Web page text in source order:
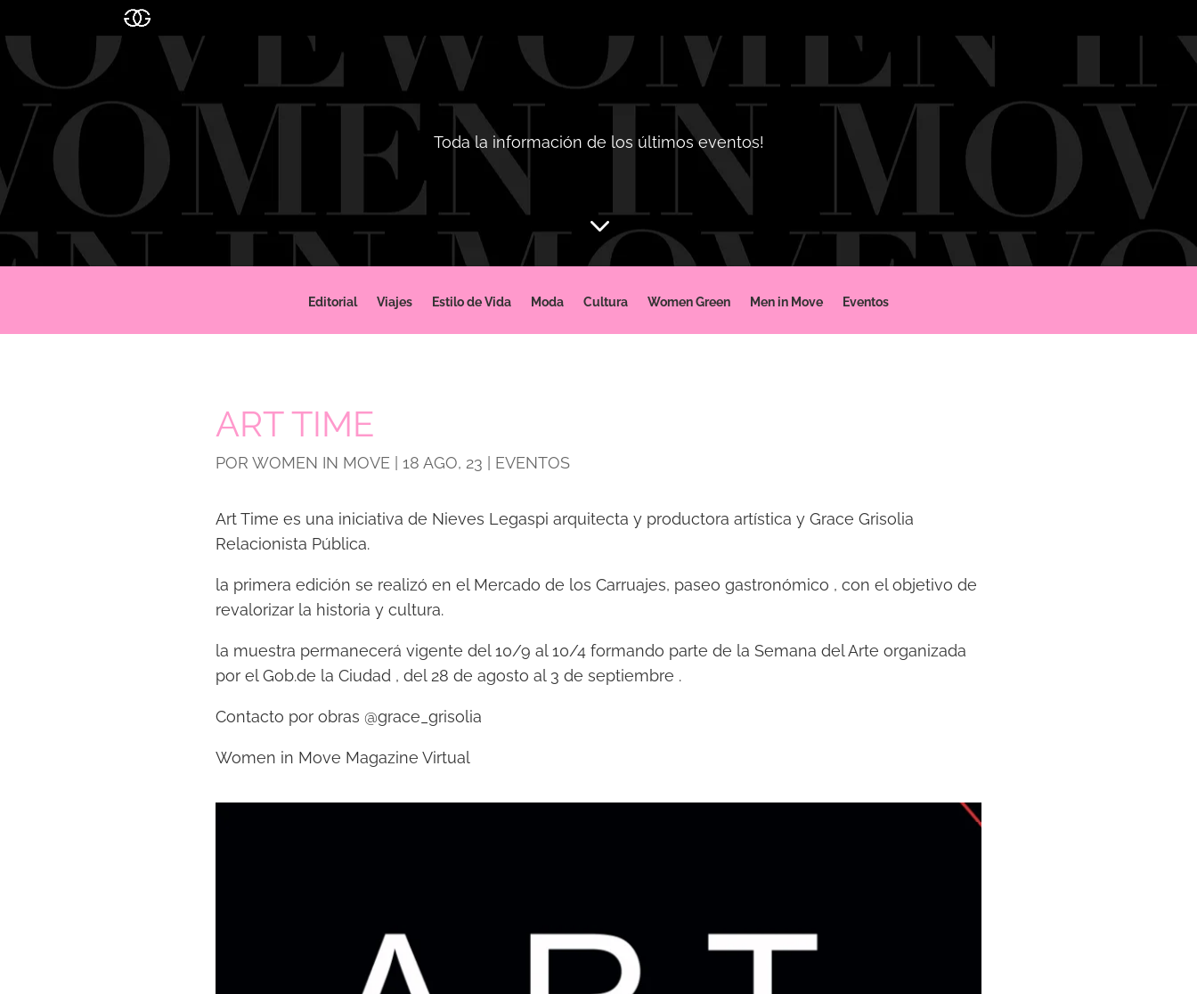
Toda la información de los últimos eventos!
3
Editorial Viajes Estilo de Vida Moda Cultura Women Green Men in Move Eventos
ART TIME
POR WOMEN IN MOVE | 18 AGO, 23 | EVENTOS
Art Time es una iniciativa de Nieves Legaspi arquitecta y productora artística y Grace Grisolia
Relacionista Pública.
la primera edición se realizó en el Mercado de los Carruajes, paseo gastronómico , con el objetivo de
revalorizar la historia y cultura.
la muestra permanecerá vigente del 10/9 al 10/4 formando parte de la Semana del Arte organizada
por el Gob.de la Ciudad , del 28 de agosto al 3 de septiembre .
Contacto por obras @grace_grisolia
Women in Move Magazine Virtual